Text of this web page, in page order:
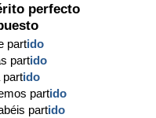
perfecto
partido
partido
partido
partido
partido